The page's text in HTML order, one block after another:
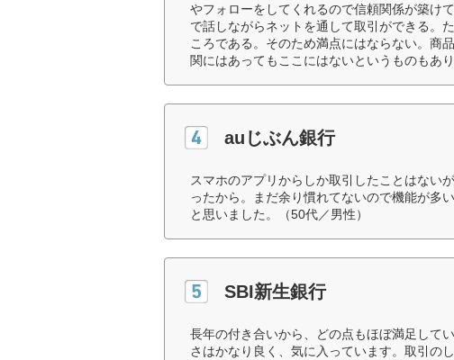
やフォローをしてくれるので信頼関係が築け
で話しながらネットを通して取引ができる。
ころである。そのため満点にはならない。商
関にはあってもここにはないというものもあ
auじぶん銀行
スマホのアプリからしか取引したことはない
ったから。まだ余り慣れてないので機能が多
と思いました。（50代／男性）
SBI新生銀行
長年の付き合いから、どの点もほぼ満足して
さはかなり良く、気に入っています。取引の